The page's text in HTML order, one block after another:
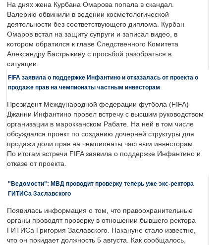
На днях жена Курбана Омарова попала в скандал.
Валерию обвинили в ведении косметологической
деятельности без соответствующего диплома. Курбан
Омаров встал на защиту супруги и записал видео, в
котором обратился к главе Следственного Комитета
Александру Бастрыкину с просьбой разобраться в
ситуации.
FIFA заявила о поддержке Инфантино и отказалась от проекта о
продаже прав на чемпионаты частным инвесторам
Президент Международной федерации футбола (FIFA)
Джанни Инфантино провел встречу с высшим руководством
организации в марокканском Рабате. На ней в том числе
обсуждался проект по созданию дочерней структуры для
продажи доли прав на чемпионаты частным инвесторам.
По итогам встречи FIFA заявила о поддержке Инфантино и
отказе от проекта.
"Ведомости": МВД проводит проверку теперь уже экс-ректора
ГИТИСа Заславского
Появилась информация о том, что правоохранительные
органы проводят проверку в отношении бывшего ректора
ГИТИСа Григория Заславского. Накануне стало известно,
что он покидает должность 5 августа. Как сообщалось,